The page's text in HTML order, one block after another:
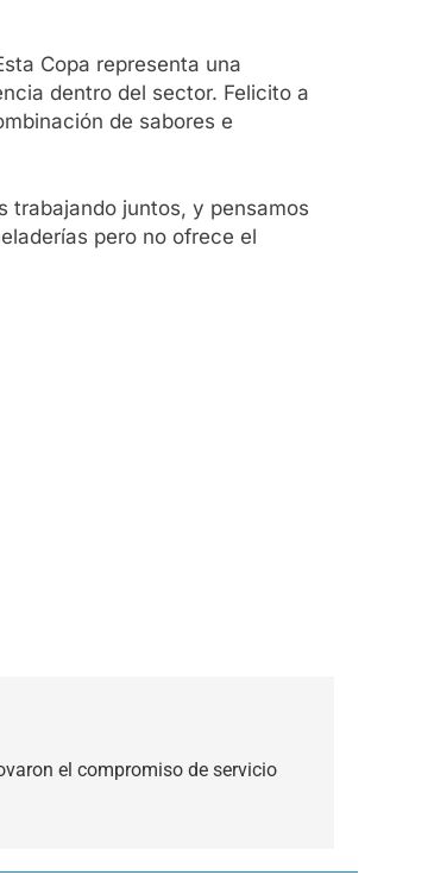
Copa representa una
dentro del sector. Felicito a
de sabores e
trabajando juntos, y pensamos
pero no ofrece el
el compromiso de servicio